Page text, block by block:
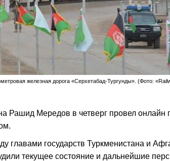
железная дорога «Серхетабад-Тургунды». (Фото:
Рашид Мередов в четверг провел онлайн
главами государств Туркменистана и
текущее состояние и дальнейшие